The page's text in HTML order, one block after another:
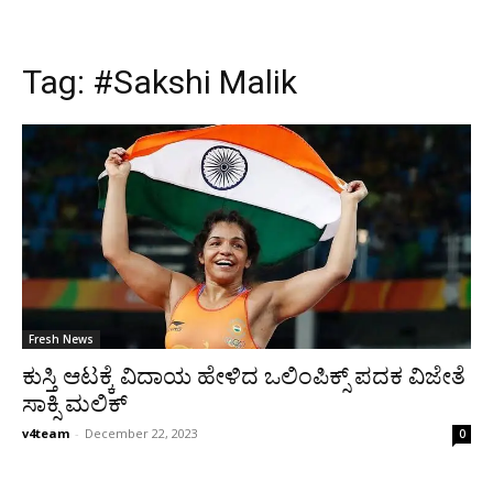
Tag: #Sakshi Malik
Fresh News
ಕುಸ್ತಿ ಆಟಕ್ಕೆ ವಿದಾಯ ಹೇಳಿದ ಒಲಿಂಪಿಕ್ಸ್ ಪದಕ ವಿಜೇತೆ
ಸಾಕ್ಸಿ ಮಲಿಕ್
v4team - December 22, 2023 0